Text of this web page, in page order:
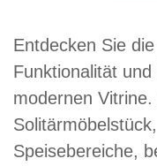
Entdecken Sie
Funktionalität
modernen
Speisebereiche,